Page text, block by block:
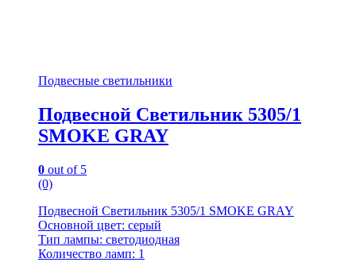
Подвесные светильники
Подвесной Светильник 5305/1
SMOKE GRAY
0 out of 5
(0)
Подвесной Светильник 5305/1 SMOKE GRAY
Основной цвет: серый
Тип лампы: светодиодная
Количество ламп: 1